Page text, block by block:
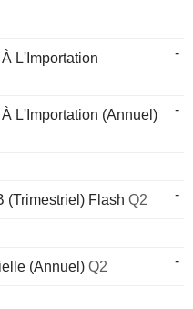
L'Importation
-
L'Importation (Annuel)
-
(Trimestriel) Flash Q2 -
(Annuel) Q2 -